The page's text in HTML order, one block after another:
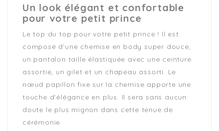
Un look élégant et confortable
pour votre petit prince
Le top du top pour votre petit prince ! Il est
composé d'une chemise en body super douce,
un pantalon taille élastiquée avec une ceinture
assortie, un gilet et un chapeau assorti. Le
nœud papillon fixe sur la chemise apporte une
touche d'élégance en plus. Il sera sans aucun
doute le plus mignon dans cette tenue de
cérémonie.